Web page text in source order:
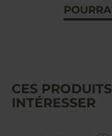
CES
INTÉRESSER